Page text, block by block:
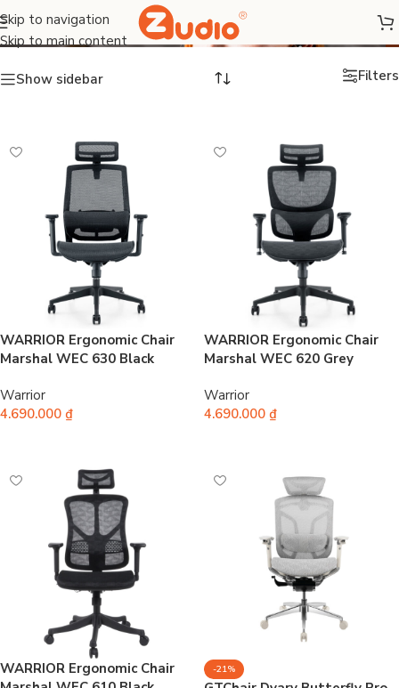
Skip to navigation
Skip to main content
Ergonomic
Show sidebar Filters
WARRIOR Ergonomic Chair
Marshal WEC 630 Black
Warrior
4.690.000 ₫
WARRIOR Ergonomic Chair
Marshal WEC 620 Grey
Warrior
4.690.000 ₫
WARRIOR Ergonomic Chair
-21%